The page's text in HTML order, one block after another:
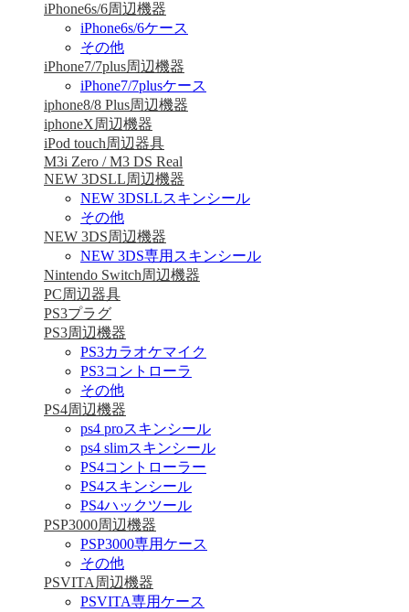
iPhone6s/6周辺機器
iPhone6s/6ケース
その他
iPhone7/7plus周辺機器
iPhone7/7plusケース
iphone8/8 Plus周辺機器
iphoneX周辺機器
iPod touch周辺器具
M3i Zero / M3 DS Real
NEW 3DSLL周辺機器
NEW 3DSLLスキンシール
その他
NEW 3DS周辺機器
NEW 3DS専用スキンシール
Nintendo Switch周辺機器
PC周辺器具
PS3プラグ
PS3周辺機器
PS3カラオケマイク
PS3コントローラ
その他
PS4周辺機器
ps4 proスキンシール
ps4 slimスキンシール
PS4コントローラー
PS4スキンシール
PS4ハックツール
PSP3000周辺機器
PSP3000専用ケース
その他
PSVITA周辺機器
PSVITA専用ケース